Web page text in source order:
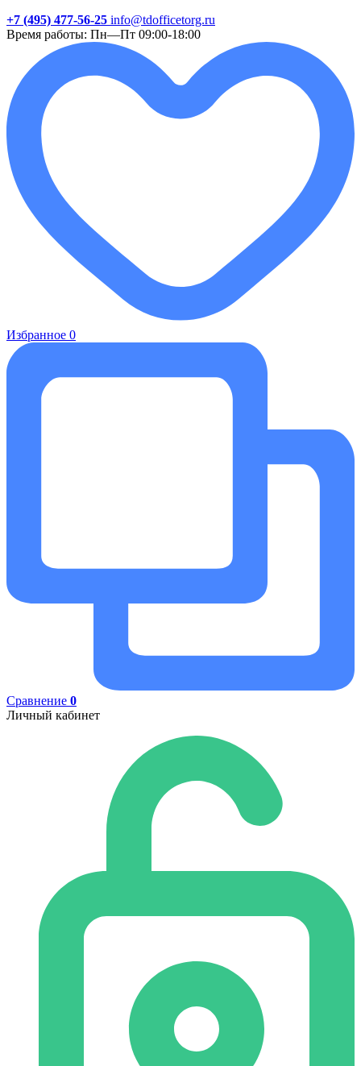
+7 (495) 477-56-25 info@tdofficetorg.ru
Время работы: Пн—Пт 09:00-18:00
Избранное 0
Сравнение 0
Личный кабинет